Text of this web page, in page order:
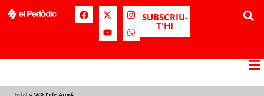
SUBSCRIU-
T'HI